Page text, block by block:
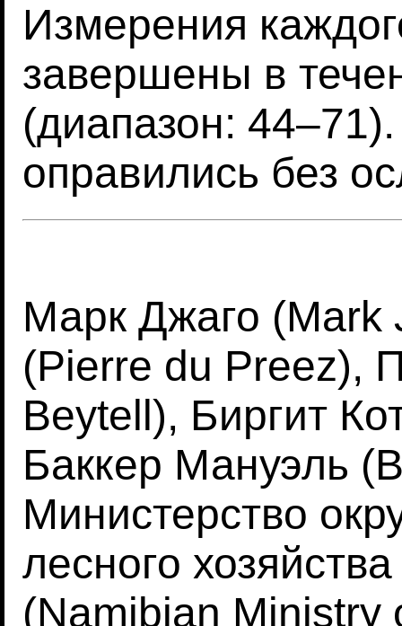
Измерения
завершены в
(диапазон:
оправились без
Марк Джаго
(Pierre du Preez),
Beytell), Биргит
Баккер Мануэль
Министерство
лесного
(Namibian Ministry